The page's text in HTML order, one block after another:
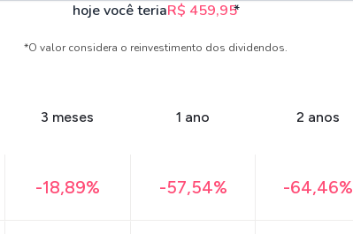
hoje você teriaR$ 459,95*
*O valor considera o reinvestimento dos dividendos.
3 meses 1 ano 2 anos
-18,89% -57,54% -64,46%